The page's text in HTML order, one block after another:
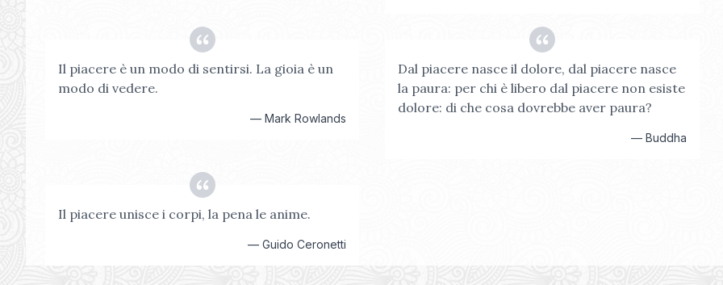
Il piacere è un modo di sentirsi. La gioia è un
modo di vedere.
—Mark Rowlands
Dal piacere nasce il dolore, dal piacere nasce
la paura: per chi è libero dal piacere non esiste
dolore: di che cosa dovrebbe aver paura?
— Buddha
Il piacere unisce i corpi, la pena le anime.
—Guido Ceronetti